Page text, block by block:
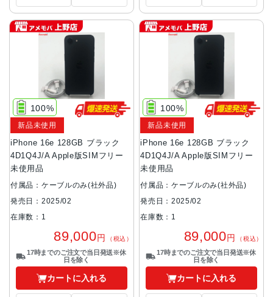
iPhone 16e 128GB ブラック
4D1Q4J/A Apple版SIMフリー
未使用品
100%
新品未使用
付属品：ケーブルのみ(社外品)
発売日：2025/02
在庫数：1
89,000円 （税込）
17時までのご注文で当日発送※休
日を除く
カートに入れる
iPhone 16e 128GB ブラック
4D1Q4J/A Apple版SIMフリー
未使用品
100%
新品未使用
付属品：ケーブルのみ(社外品)
発売日：2025/02
在庫数：1
89,000円 （税込）
17時までのご注文で当日発送※休
日を除く
カートに入れる